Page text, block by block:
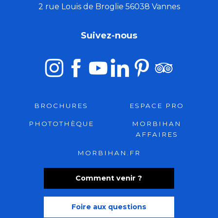
2 rue Louis de Broglie 56038 Vannes
Comment venir ?
Foire aux questions
Suivez-nous
BROCHURES ESPACE PRO
PHOTOTHÈQUE
MORBIHAN
AFFAIRES
MORBIHAN.FR